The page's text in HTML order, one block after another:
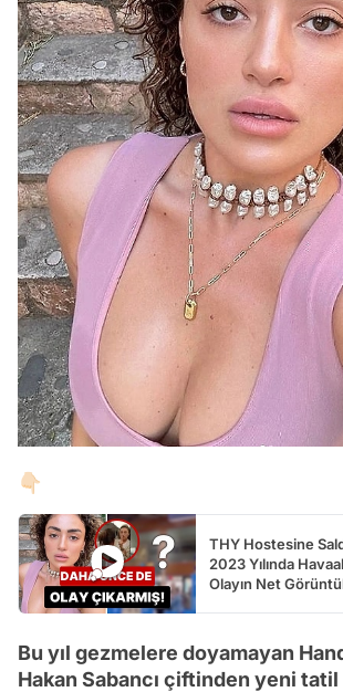
👇🏻
THY Hostesine
2023 Yılında
Olayın Net
Bu yıl gezmelere doyamayan
Hakan Sabancı çiftinden yeni